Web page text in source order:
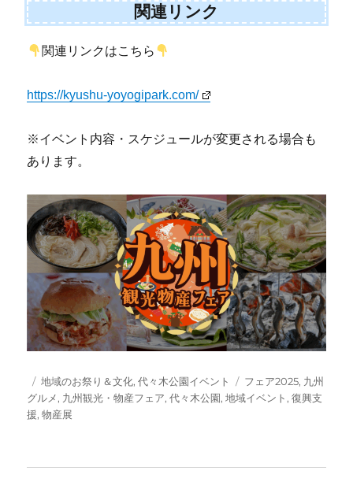
関連リンク
関連リンクはこちら
https://kyushu-yoyogipark.com/
※イベント内容・スケジュールが変更される場合も
あります。
投
稿
日:
カ
テ
ゴ
地域のお祭り＆文化,代々木公園イベント
タ
グ
フェア2025, 九州
グルメ, 九州観光・物産フェア,代々木公園,地域イベント ,復興支
援,物産展